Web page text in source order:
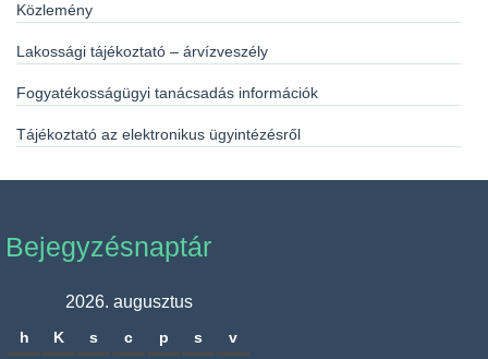
Közlemény
Lakossági tájékoztató – árvízveszély
Fogyatékosságügyi tanácsadás információk
Tájékoztató az elektronikus ügyintézésről
Bejegyzésnaptár
2026. augusztus
h K s c p s v